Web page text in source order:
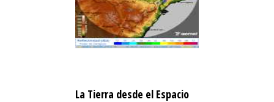
La Tierra desde el Espacio